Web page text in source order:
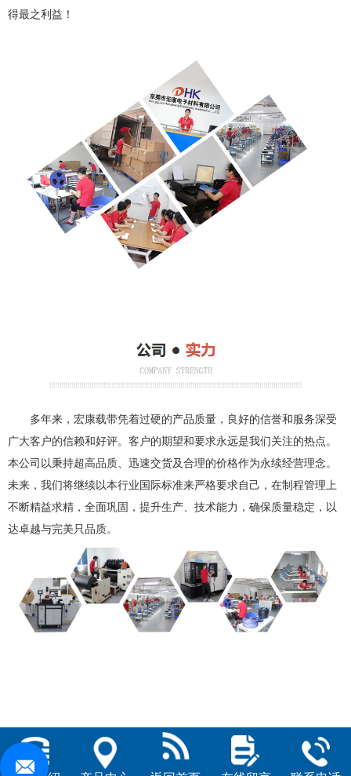
得最之利益！
多年来，宏康载带凭着过硬的产品质量，良好的信誉和服务深受
广大客户的信赖和好评。客户的期望和要求永远是我们关注的热点。
本公司以秉持超高品质、迅速交货及合理的价格作为永续经营理念。
未来，我们将继续以本行业国际标准来严格要求自己，在制程管理上
不断精益求精，全面巩固，提升生产、技术能力，确保质量稳定，以
达卓越与完美只品质。